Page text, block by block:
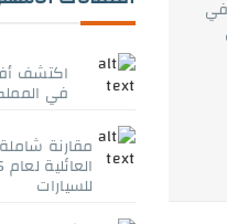
اكتشف
في
مقارنة
للسيارات